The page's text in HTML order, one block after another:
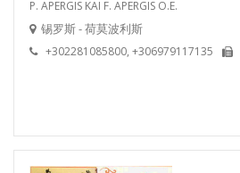
P. APERGIS KAI F. APERGIS O.E.
锡罗斯 - 荷莫波利斯
+302281085800, +306979117135